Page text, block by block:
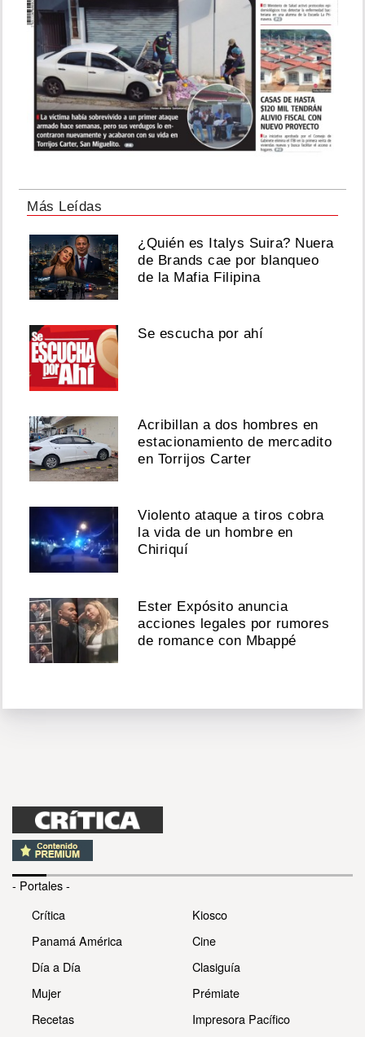
Más Leídas
¿Quién es Italys Suira? Nuera
de Brands cae por blanqueo
de la Mafia Filipina
Se escucha por ahí
Acribillan a dos hombres en
estacionamiento de mercadito
en Torrijos Carter
Violento ataque a tiros cobra
la vida de un hombre en
Chiriquí
Ester Expósito anuncia
acciones legales por rumores
de romance con Mbappé
- Portales -
Crítica
Panamá América
Día a Día
Mujer
Recetas
Kiosco
Cine
Clasiguía
Prémiate
Impresora Pacífico